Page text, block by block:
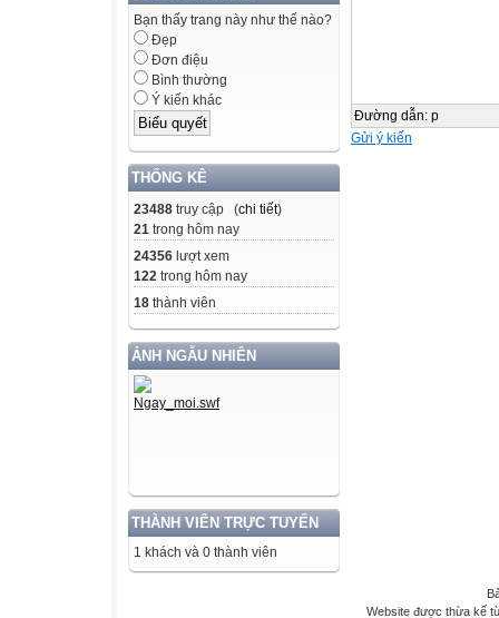
Bạn thấy trang này như thế nào?
Đẹp
Đơn điệu
Bình thường
Ý kiến khác
THỐNG KÊ
23488 truy cập (chi tiết)
21 trong hôm nay
24356 lượt xem
122 trong hôm nay
18 thành viên
ẢNH NGẪU NHIÊN
THÀNH VIÊN TRỰC TUYẾN
1 khách và 0 thành viên
Đường dẫn: p
Gửi ý kiến
Website được thừa kế